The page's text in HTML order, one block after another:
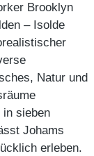
Brooklyn
– Isolde
Natur und
in sieben
Johams
erleben.